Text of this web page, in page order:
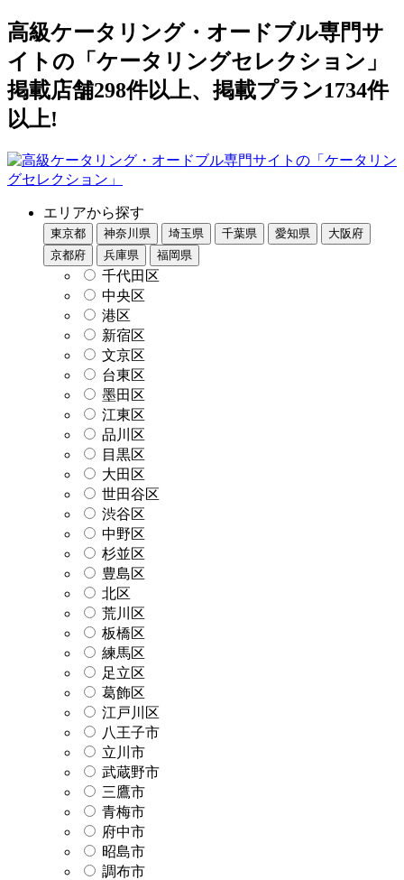
高級ケータリング・オードブル専門サ
イトの「ケータリングセレクション」
掲載店舗298件以上、掲載プラン1734件
以上!
エリアから探す
東京都 神奈川県 埼玉県 千葉県 愛知県
大阪府
京都府
兵庫県 福岡県
千代田区
中央区
港区
新宿区
文京区
台東区
墨田区
江東区
品川区
目黒区
大田区
世田谷区
渋谷区
中野区
杉並区
豊島区
北区
荒川区
板橋区
練馬区
足立区
葛飾区
江戸川区
八王子市
立川市
武蔵野市
三鷹市
青梅市
府中市
昭島市
調布市